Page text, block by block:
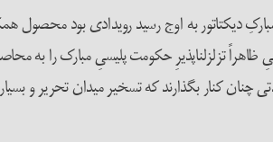
شروع شد و با سرنگون­سازی حسنی مبارکِ دیکتاتور به اوج
تزلزل­ناپذیرِ حکومت پلیسیِ مبارک را به
چنان کنار بگذارند که تسخیر میدان تحریر و